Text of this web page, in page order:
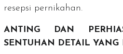
resepsi pernikahan.
ANTING DAN
SENTUHAN DETAIL YANG